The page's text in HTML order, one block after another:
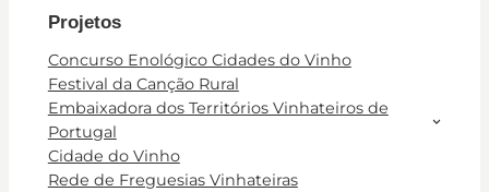
Projetos
Concurso Enológico Cidades do Vinho
Festival da Canção Rural
Embaixadora dos Territórios Vinhateiros de
Portugal
Cidade do Vinho
Rede de Freguesias Vinhateiras